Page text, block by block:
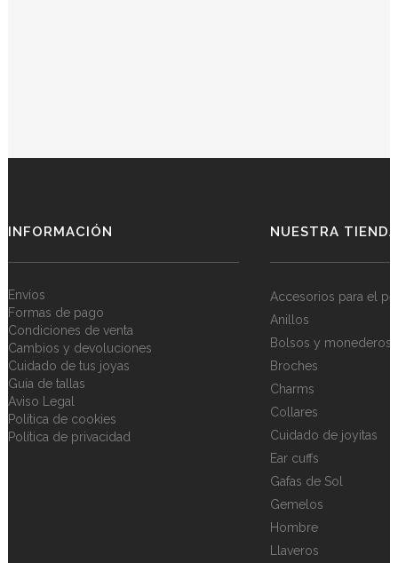
INFORMACIÓN
Envíos
Formas de pago
Condiciones de venta
Cambios y devoluciones
Cuidado de tus joyas
Guía de tallas
Aviso Legal
Política de cookies
Política de privacidad
NUESTRA TIENDA
Accesorios para el
Anillos
Bolsos y monederos
Broches
Charms
Collares
Cuidado de joyitas
Ear cuffs
Gafas de Sol
Gemelos
Hombre
Llaveros